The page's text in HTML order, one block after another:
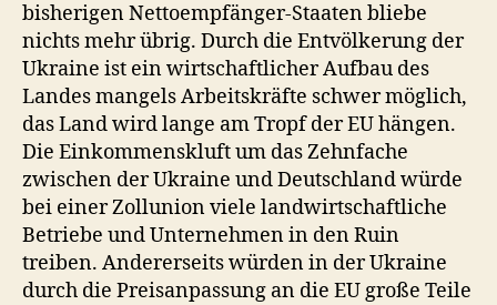
bisherigen Nettoempfänger-Staaten bliebe
nichts mehr übrig. Durch die Entvölkerung der
Ukraine ist ein wirtschaftlicher Aufbau des
Landes mangels Arbeitskräfte schwer möglich,
das Land wird lange am Tropf der EU hängen.
Die Einkommenskluft um das Zehnfache
zwischen der Ukraine und Deutschland würde
bei einer Zollunion viele landwirtschaftliche
Betriebe und Unternehmen in den Ruin
treiben. Andererseits würden in der Ukraine
durch die Preisanpassung an die EU große Teile